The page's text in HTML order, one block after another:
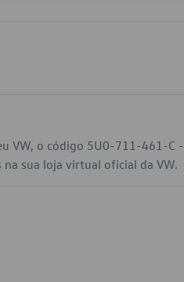
VW, o código 5U0-711-461-C -
na sua loja virtual oficial da VW.